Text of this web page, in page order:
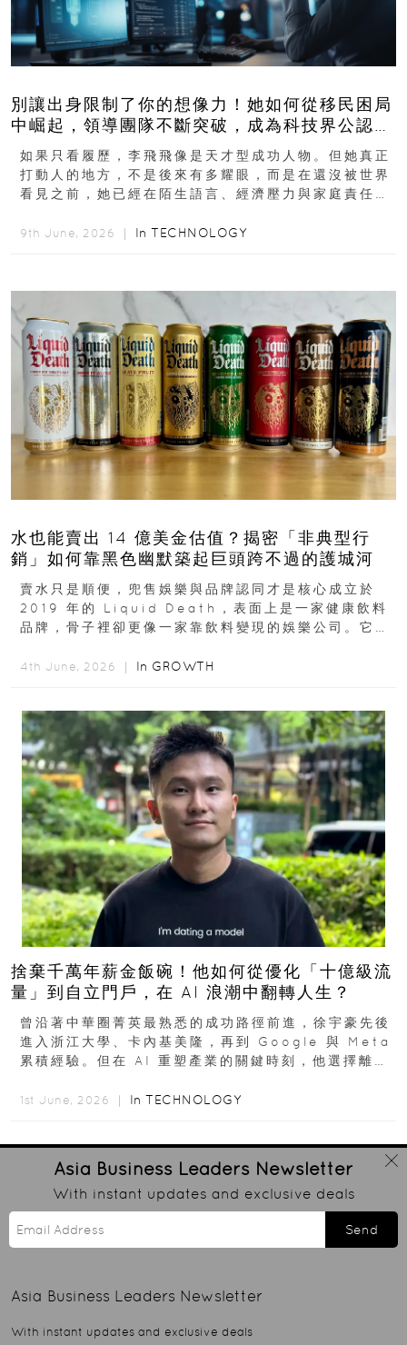
別讓出身限制了你的想像力！她如何從移民困局
中崛起，領導團隊不斷突破，成為科技界公認的
「教母」？
如果只看履歷，李飛飛像是天才型成功人物。但她真正
打動人的地方，不是後來有多耀眼，而是在還沒被世界
看見之前，她已經在陌生語言、經濟壓力與家庭責任之
西...
9th June, 2026 ｜ In TECHNOLOGY
水也能賣出 14 億美金估值？揭密「非典型行
銷」如何靠黑色幽默築起巨頭跨不過的護城河
賣水只是順便，兜售娛樂與品牌認同才是核心成立於
2019 年的 Liquid Death，表面上是一家健康飲料
品牌，骨子裡卻更像一家靠飲料變現的娛樂公司。它最
4th June, 2026 ｜ In GROWTH
捨棄千萬年薪金飯碗！他如何從優化「十億級流
量」到自立門戶，在 AI 浪潮中翻轉人生？
曾沿著中華圈菁英最熟悉的成功路徑前進，徐宇豪先後
進入浙江大學、卡內基美隆，再到 Google 與 Meta
累積經驗。但在 AI 重塑產業的關鍵時刻，他選擇離開
1st June, 2026 ｜ In TECHNOLOGY
Asia Business Leaders Newsletter
With instant updates and exclusive deals
Send
Asia Business Leaders Newsletter
With instant updates and exclusive deals